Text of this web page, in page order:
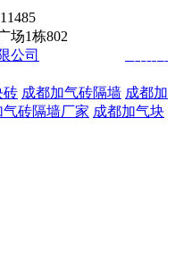
场1栋802
公司
砖 成都加气砖隔墙 成都加
气砖隔墙厂家 成都加气块